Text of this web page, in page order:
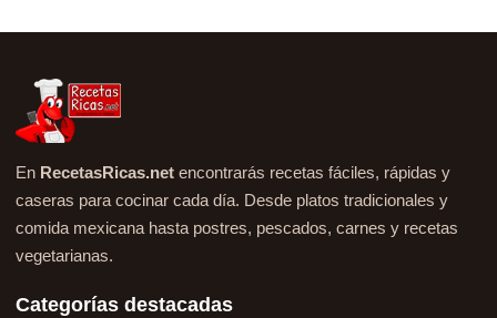
En RecetasRicas.net encontrarás recetas fáciles, rápidas y
caseras para cocinar cada día. Desde platos tradicionales y
comida mexicana hasta postres, pescados, carnes y recetas
vegetarianas.
Categorías destacadas